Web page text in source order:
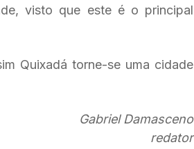
visto que este é o principal
Quixadá torne-se uma cidade
Gabriel Damasceno
redator